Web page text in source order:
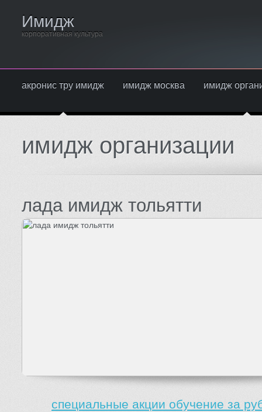
Имидж
корпоративная культура
акронис тру имидж имидж москва имидж
имидж организации
лада имидж тольятти
специальные акции обучение за